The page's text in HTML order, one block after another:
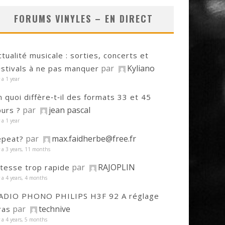
FORUMS VINYLES – EN DIRECT
musicale : sorties, concerts et
à ne pas manquer par Kyliano
a 1 year
quoi diffère‑t‑il des formats 33 et 45
? par jean pascal
a 1 year
par max.faidherbe@free.fr
a 3 years, 11 months
trop rapide par RAJOPLIN
a 4 years, 4 months
PHONO PHILIPS H3F 92 A réglage
par technive
a 4 years, 5 months